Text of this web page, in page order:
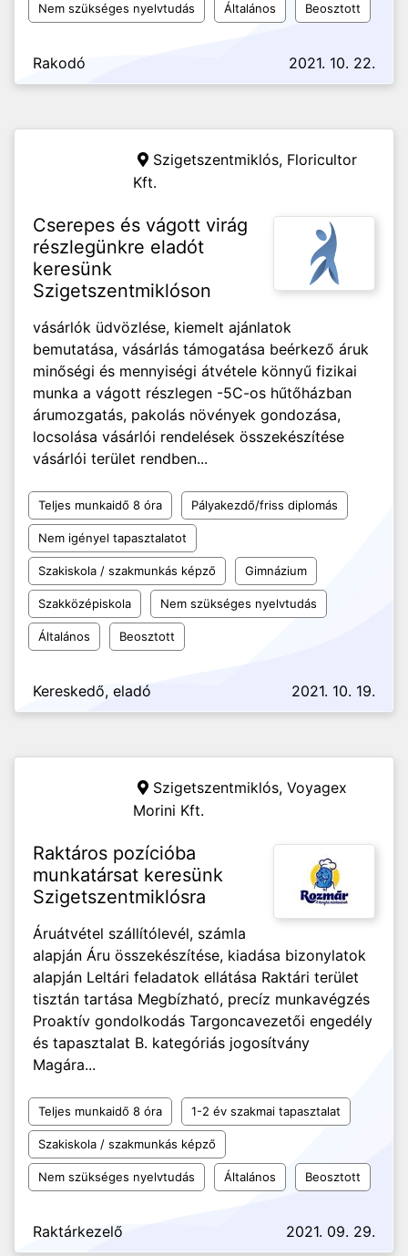
Nem szükséges nyelvtudás Általános Beosztott
Rakodó 2021. 10. 22.
Szigetszentmiklós, Floricultor
Kft.
Cserepes és vágott virág
részlegünkre eladót
keresünk
Szigetszentmiklóson
vásárlók üdvözlése, kiemelt ajánlatok
bemutatása, vásárlás támogatása beérkező áruk
minőségi és mennyiségi átvétele könnyű fizikai
munka a vágott részlegen -5C-os hűtőházban
árumozgatás, pakolás növények gondozása,
locsolása vásárlói rendelések összekészítése
vásárlói terület rendben...
Teljes munkaidő 8 óra Pályakezdő/friss diplomás
Nem igényel tapasztalatot
Szakiskola / szakmunkás képző Gimnázium
Szakközépiskola Nem szükséges nyelvtudás
Általános Beosztott
Kereskedő, eladó 2021. 10. 19.
Szigetszentmiklós, Voyagex
Morini Kft.
Raktáros pozícióba
munkatársat keresünk
Szigetszentmiklósra
Áruátvétel szállítólevél, számla
alapján Áru összekészítése, kiadása bizonylatok
alapján Leltári feladatok ellátása Raktári terület
tisztán tartása Megbízható, precíz munkavégzés
Proaktív gondolkodás Targoncavezetői engedély
és tapasztalat B. kategóriás jogosítvány
Magára...
Teljes munkaidő 8 óra 1-2 év szakmai tapasztalat
Szakiskola / szakmunkás képző
Nem szükséges nyelvtudás Általános Beosztott
Raktárkezelő 2021. 09. 29.